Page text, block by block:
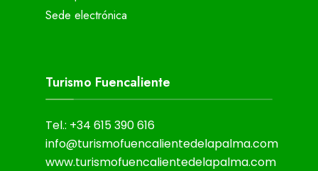
Sede electrónica
Turismo Fuencaliente
Tel.: +34 615 390 616
info@turismofuencalientedelapalma.com
www.turismofuencalientedelapalma.com